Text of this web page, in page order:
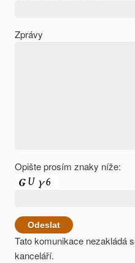
Zprávy
Opište prosím znaky níže:
Tato komunikace nezakládá
kanceláří.